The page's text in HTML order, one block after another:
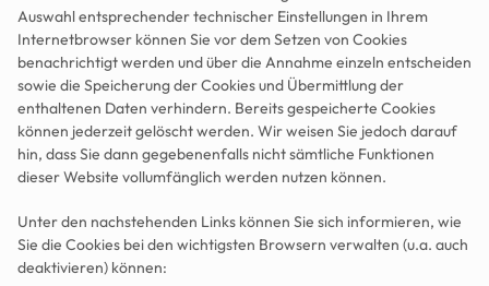
Auswahl entsprechender technischer Einstellungen in Ihrem
Internetbrowser können Sie vor dem Setzen von Cookies
benachrichtigt werden und über die Annahme einzeln entscheiden
sowie die Speicherung der Cookies und Übermittlung der
enthaltenen Daten verhindern. Bereits gespeicherte Cookies
können jederzeit gelöscht werden. Wir weisen Sie jedoch darauf
hin, dass Sie dann gegebenenfalls nicht sämtliche Funktionen
dieser Website vollumfänglich werden nutzen können.
Unter den nachstehenden Links können Sie sich informieren, wie
Sie die Cookies bei den wichtigsten Browsern verwalten (u.a. auch
deaktivieren) können: